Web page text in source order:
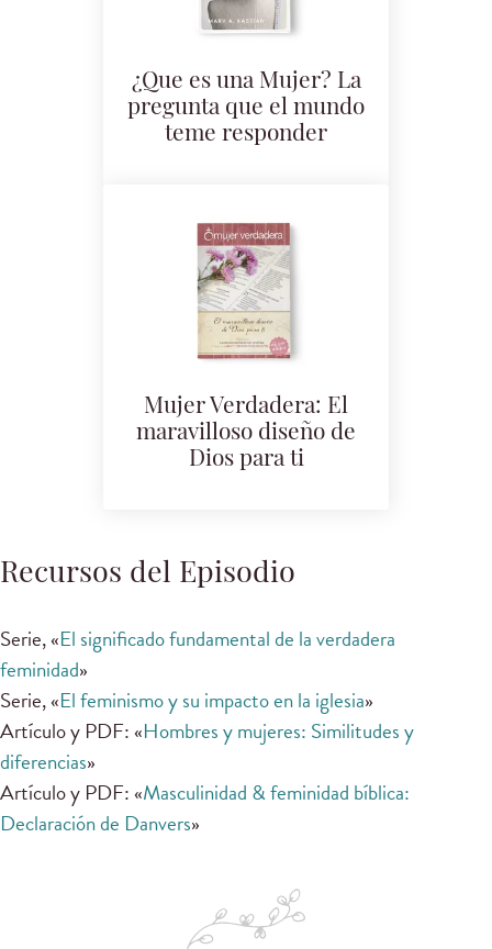
¿Que es una Mujer? La
pregunta que el mundo
teme responder
Mujer Verdadera: El
maravilloso diseño de
Dios para ti
Recursos del Episodio
Serie, «El significado fundamental de la verdadera
feminidad»
Serie, «El feminismo y su impacto en la iglesia»
Artículo y PDF: «Hombres y mujeres: Similitudes y
diferencias»
Artículo y PDF: «Masculinidad & feminidad bíblica:
Declaración de Danvers»